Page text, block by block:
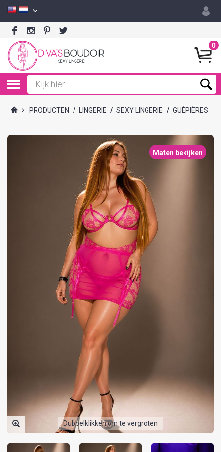
0
PRODUCTEN / LINGERIE / SEXY LINGERIE / GUÊPIÈRES
Maten bekijken
Dubbelklikken om te vergroten